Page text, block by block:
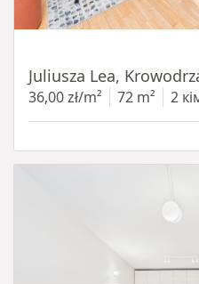
Juliusza Lea,
36,00 zł/m² 72 m² 2